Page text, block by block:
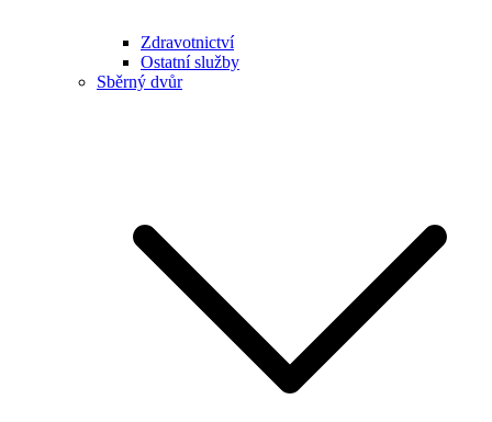
Zdravotnictví
Ostatní služby
Sběrný dvůr